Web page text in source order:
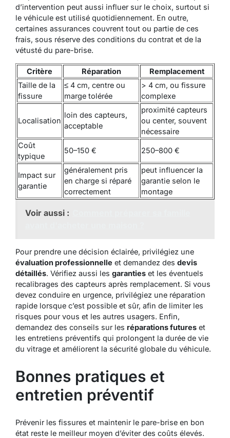
d’intervention peut aussi influer sur le choix, surtout si
le véhicule est utilisé quotidiennement. En outre,
certaines assurances couvrent tout ou partie de ces
frais, sous réserve des conditions du contrat et de la
vétusté du pare-brise.
Critère Réparation
Remplacement
Taille de la
fissure
≤ 4 cm, centre ou
marge tolérée
> 4 cm, ou fissure
complexe
Localisation
loin des capteurs,
acceptable
proximité capteurs
ou center, souvent
nécessaire
Coût
typique
50–150 € 250–800 €
Impact sur
garantie
généralement pris
en charge si réparé
correctement
peut influencer la
garantie selon le
montage
Voir aussi :
Pour prendre une décision éclairée, privilégiez une
évaluation professionnelle et demandez des devis
détaillés. Vérifiez aussi les garanties et les éventuels
recalibrages des capteurs après remplacement. Si vous
devez conduire en urgence, privilégiez une réparation
rapide lorsque c’est possible et sûr, afin de limiter les
risques pour vous et les autres usagers. Enfin,
demandez des conseils sur les réparations futures et
les entretiens préventifs qui prolongent la durée de vie
du vitrage et améliorent la sécurité globale du véhicule.
Bonnes pratiques et
entretien préventif
Prévenir les fissures et maintenir le pare-brise en bon
état reste le meilleur moyen d’éviter des coûts élevés.